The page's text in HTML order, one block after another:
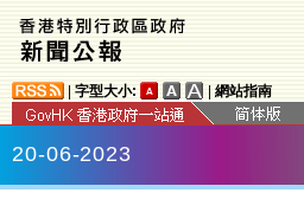
字型大小: 網站指南
20-06-2023